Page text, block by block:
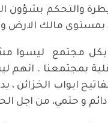
والتحكم بشؤون
مالك الارض
مجتمع ليسوا
بمجتمعنا . انهم
ابواب الخزائن ،
و حتمي، من اجل